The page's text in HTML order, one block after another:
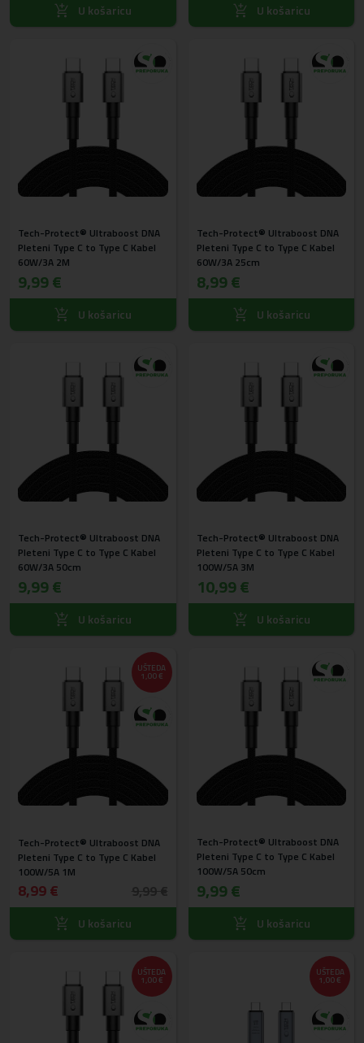
U košaricu U košaricu
Tech-Protect® Ultraboost DNA
Pleteni Type C to Type C Kabel
60W/3A 2M
9,99 €
U košaricu
Tech-Protect® Ultraboost DNA
Pleteni Type C to Type C Kabel
60W/3A 25cm
8,99 €
U košaricu
Tech-Protect® Ultraboost DNA
Pleteni Type C to Type C Kabel
60W/3A 50cm
9,99 €
U košaricu
Tech-Protect® Ultraboost DNA
Pleteni Type C to Type C Kabel
100W/5A 3M
10,99 €
U košaricu
UŠTEDA
1,00 €
Tech-Protect® Ultraboost DNA
Pleteni Type C to Type C Kabel
100W/5A 1M
8,99 €
U košaricu
Tech-Protect® Ultraboost DNA
Pleteni Type C to Type C Kabel
100W/5A 50cm
9,99 €
U košaricu
UŠTEDA
1,00 €
UŠTEDA
1,00 €